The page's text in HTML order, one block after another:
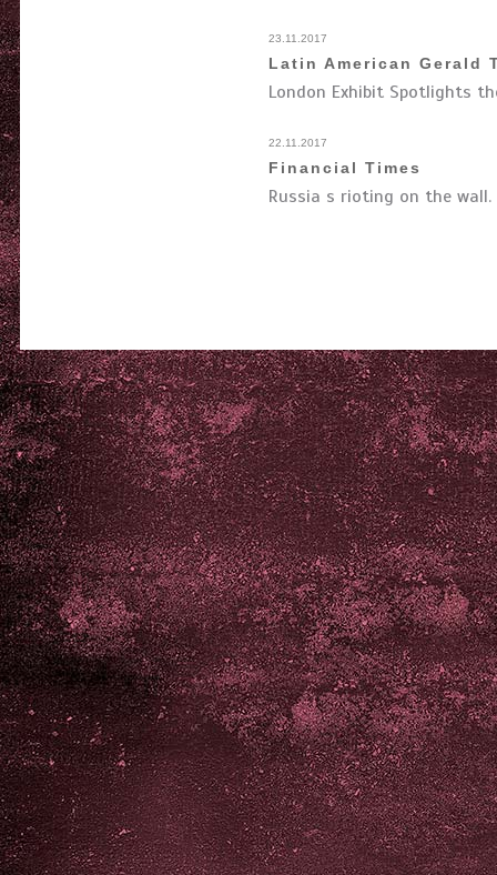
23.11.2017
Latin American Gerald
London Exhibit Spotlights
22.11.2017
Financial Times
Russia s rioting on the wall.